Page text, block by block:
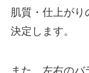
肌質・仕上がり
決定します。